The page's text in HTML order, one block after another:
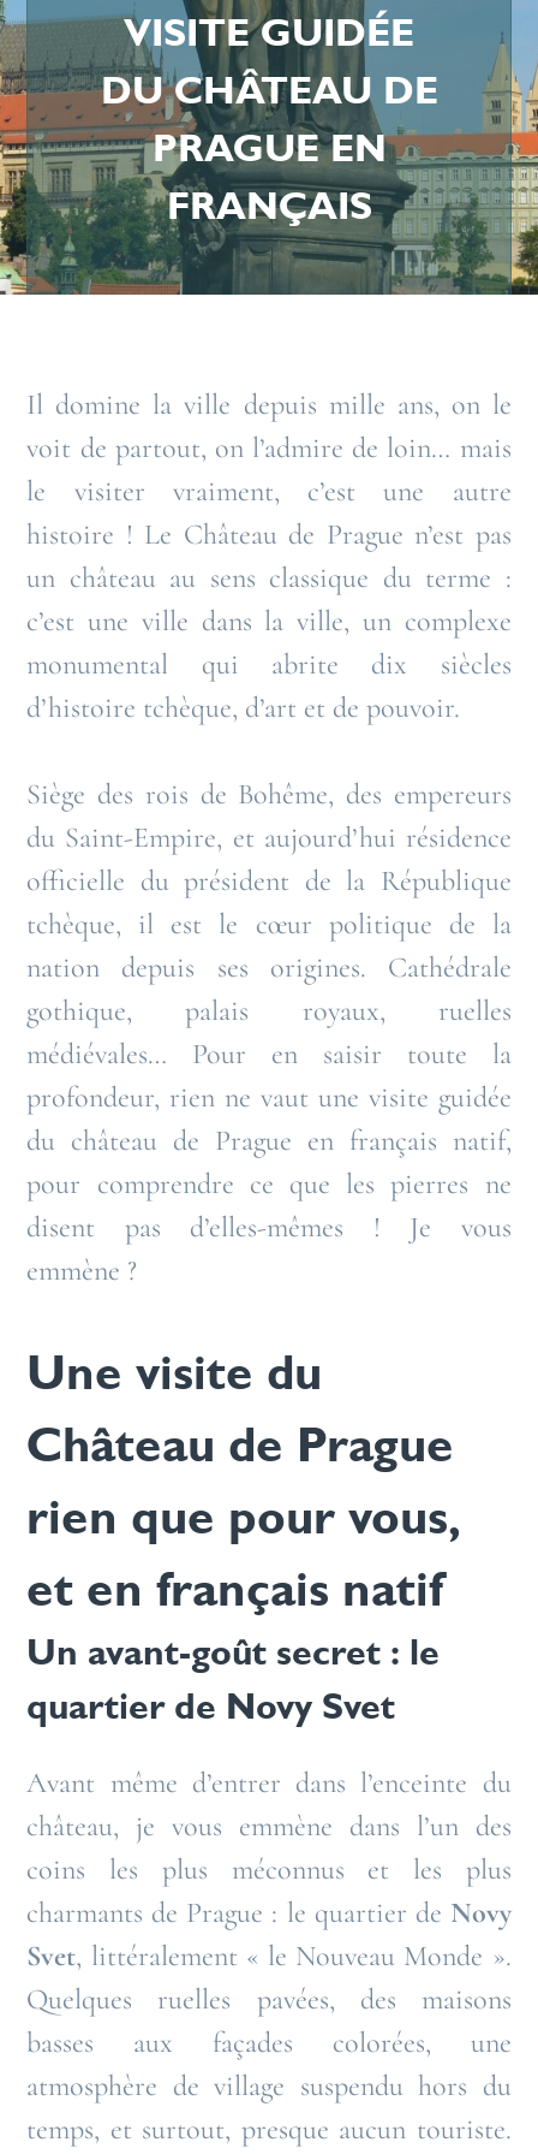
VISITE GUIDÉE
DU CHÂTEAU DE
PRAGUE EN
FRANÇAIS
Il domine la ville depuis mille ans, on le
voit de partout, on l’admire de loin… mais
le visiter vraiment, c’est une autre
histoire ! Le Château de Prague n’est pas
un château au sens classique du terme :
c’est une ville dans la ville, un complexe
monumental qui abrite dix siècles
d’histoire tchèque, d’art et de pouvoir.
Siège des rois de Bohême, des empereurs
du Saint-Empire, et aujourd’hui résidence
officielle du président de la République
tchèque, il est le cœur politique de la
nation depuis ses origines. Cathédrale
gothique, palais royaux, ruelles
médiévales… Pour en saisir toute la
profondeur, rien ne vaut une visite guidée
du château de Prague en français natif,
pour comprendre ce que les pierres ne
disent pas d’elles-mêmes ! Je vous
emmène ?
Une visite du
Château de Prague
rien que pour vous,
et en français natif
Un avant-goût secret : le
quartier de Novy Svet
Avant même d’entrer dans l’enceinte du
château, je vous emmène dans l’un des
coins les plus méconnus et les plus
charmants de Prague : le quartier de Novy
Svet, littéralement « le Nouveau Monde ».
Quelques ruelles pavées, des maisons
basses aux façades colorées, une
atmosphère de village suspendu hors du
temps, et surtout, presque aucun touriste.